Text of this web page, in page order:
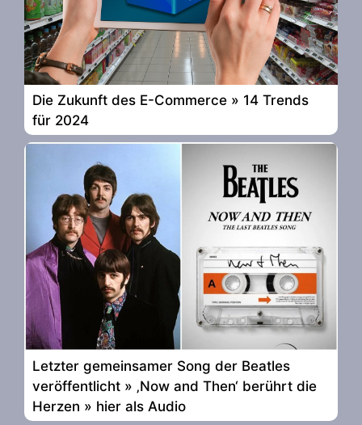
Die Zukunft des E-Commerce » 14 Trends
für 2024
Letzter gemeinsamer Song der Beatles
veröffentlicht » ‚Now and Then‘ berührt die
Herzen » hier als Audio